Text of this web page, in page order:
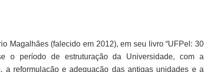
Magalhães (falecido em 2012), em seu livro “UFPel: 30
o período de estruturação da Universidade, com a
a reformulação e adequação das antigas unidades e a